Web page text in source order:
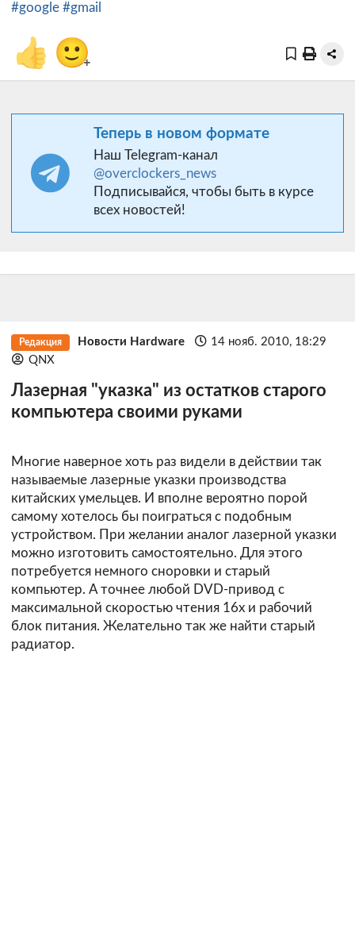
#google #gmail
👍 🙂+
Теперь в новом формате
Наш Telegram-канал
@overclockers_news
Подписывайся, чтобы быть в курсе
всех новостей!
Редакция Новости Hardware
14 нояб. 2010, 18:29
QNX
Лазерная "указка" из остатков старого
компьютера своими руками
Многие наверное хоть раз видели в действии так
называемые лазерные указки производства
китайских умельцев. И вполне вероятно порой
самому хотелось бы поиграться с подобным
устройством. При желании аналог лазерной указки
можно изготовить самостоятельно. Для этого
потребуется немного сноровки и старый
компьютер. А точнее любой DVD-привод с
максимальной скоростью чтения 16х и рабочий
блок питания. Желательно так же найти старый
радиатор.